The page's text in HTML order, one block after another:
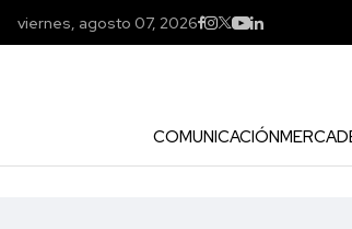
viernes, agosto 07, 2026
COMUNICACIÓN